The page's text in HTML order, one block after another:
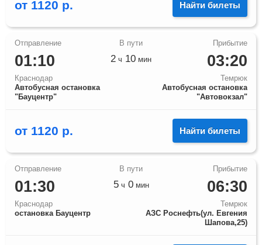
от 1120 р. Найти билеты
01:10
Краснодар
Автобусная остановка
"Бауцентр"
03:20
Темрюк
Автобусная остановка
"Автовокзал"
2 ч 10 мин
от 1120 р. Найти билеты
01:30
Краснодар
остановка Бауцентр
06:30
Темрюк
АЗС Роснефть(ул. Евгения
Шапова,25)
5ч 0мин